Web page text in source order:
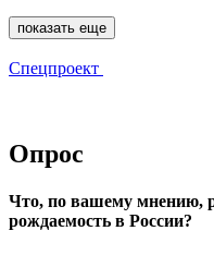
показать еще
Спецпроект
Опрос
Что, по вашему мнению,
рождаемость в России?